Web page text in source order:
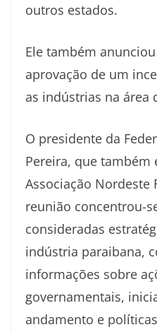
outros estados.
Ele também
aprovação de um
as indústrias na área
O presidente da
Pereira, que também
Associação Nordeste
reunião concentrou-
consideradas
indústria paraibana,
informações sobre
governamentais,
andamento e